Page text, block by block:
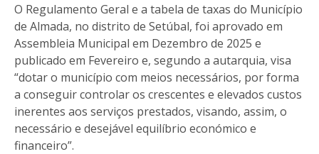
O Regulamento Geral e a tabela de taxas do Município
de Almada, no distrito de Setúbal, foi aprovado em
Assembleia Municipal em Dezembro de 2025 e
publicado em Fevereiro e, segundo a autarquia, visa
“dotar o município com meios necessários, por forma
a conseguir controlar os crescentes e elevados custos
inerentes aos serviços prestados, visando, assim, o
necessário e desejável equilíbrio económico e
financeiro”.